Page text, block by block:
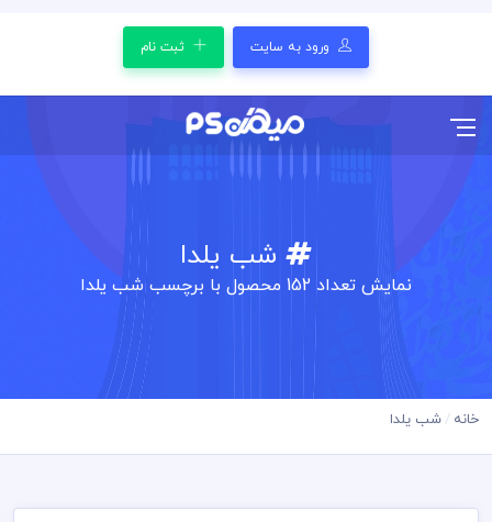
ورود به سایت ثبت نام
شب یلدا
نمایش تعداد 152 محصول با برچسب شب یلدا
خانه شب یلدا